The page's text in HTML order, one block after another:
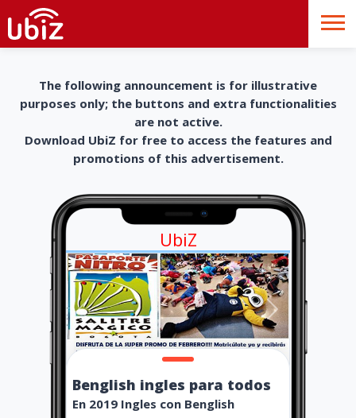
The following announcement is for illustrative
purposes only; the buttons and extra functionalities
are not active.
Download UbiZ for free to access the features and
promotions of this advertisement.
UbiZ
Benglish ingles para todos
En 2019 Ingles con Benglish